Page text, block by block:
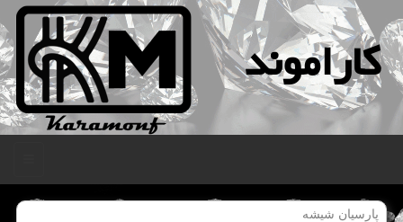
كاراموند
پارسیان شیشه